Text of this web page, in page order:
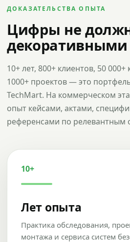
ДОКАЗАТЕЛЬСТВА ОПЫТА
Цифры не
декоративными
10+ лет, 800+ клиентов, 50
1000+ проектов — это
TechMart. На коммерческом
опыт кейсами, актами,
референсами по релевантным
10+
Лет опыта
Практика обследования,
монтажа и сервиса систем